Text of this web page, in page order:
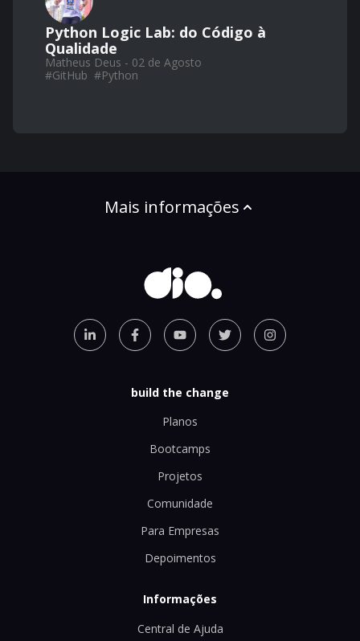
Python Logic Lab: do Código à
Qualidade
Matheus Deus - 02 de Agosto
#GitHub #Python
Mais informações
build the change
Planos
Bootcamps
Projetos
Comunidade
Para Empresas
Depoimentos
Informações
Central de Ajuda